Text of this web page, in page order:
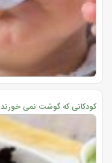
کودکانی که گوشت نمی خورند